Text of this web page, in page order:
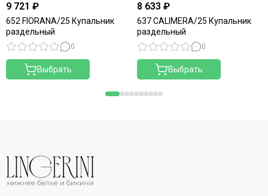
9 721 ₽
652 FIORANA/25 Купальник
раздельный
0
Выбрать
8 633 ₽
637 CALIMERA/25 Купальник
раздельный
0
Выбрать